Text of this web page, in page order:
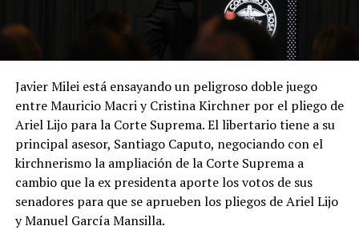
Javier Milei está ensayando un peligroso doble juego
entre Mauricio Macri y Cristina Kirchner por el pliego de
Ariel Lijo para la Corte Suprema. El libertario tiene a su
principal asesor, Santiago Caputo, negociando con el
kirchnerismo la ampliación de la Corte Suprema a
cambio que la ex presidenta aporte los votos de sus
senadores para que se aprueben los pliegos de Ariel Lijo
y Manuel García Mansilla.